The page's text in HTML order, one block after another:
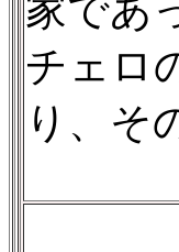
家であ
チェロ
り、そ